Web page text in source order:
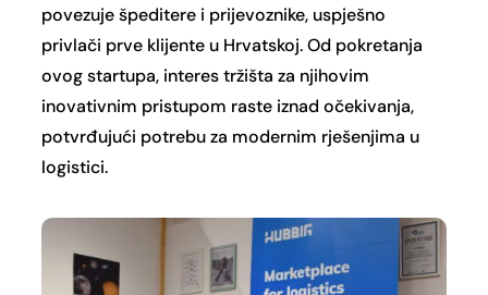
povezuje špeditere i prijevoznike, uspješno
privlači prve klijente u Hrvatskoj. Od pokretanja
ovog startupa, interes tržišta za njihovim
inovativnim pristupom raste iznad očekivanja,
potvrđujući potrebu za modernim rješenjima u
logistici.